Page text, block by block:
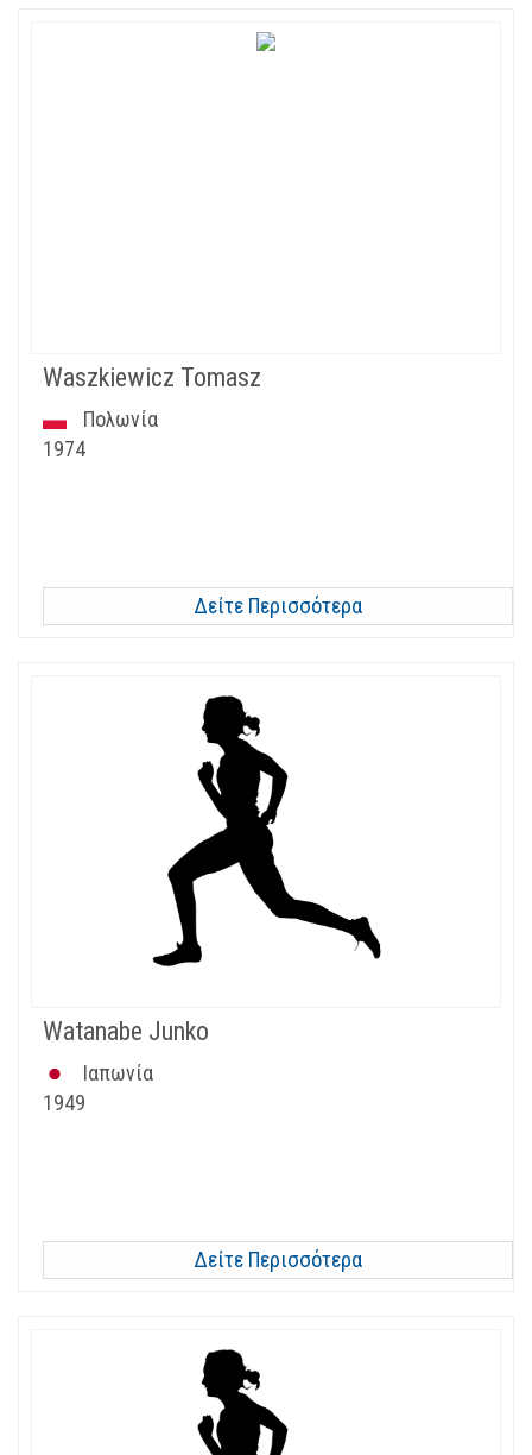
Waszkiewicz Tomasz
Πολωνία
1974
Δείτε Περισσότερα
Watanabe Junko
Ιαπωνία
1949
Δείτε Περισσότερα